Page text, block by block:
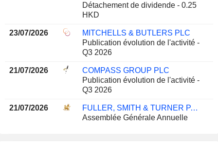
Détachement de dividende - 0.25
HKD
23/07/2026
MITCHELLS & BUTLERS PLC
Publication évolution de l'activité -
Q3 2026
21/07/2026
COMPASS GROUP PLC
Publication évolution de l'activité -
Q3 2026
21/07/2026
FULLER, SMITH & TURNER P.L.C.
Assemblée Générale Annuelle